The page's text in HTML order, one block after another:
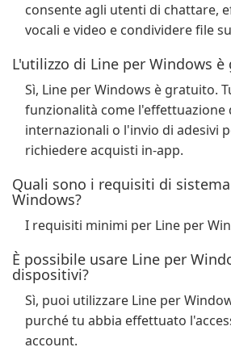
consente agli utenti di chattare,
vocali e video e condividere file
L'utilizzo di Line per Windows
Sì, Line per Windows è gratuito.
funzionalità come l'effettuazione
internazionali o l'invio di adesivi
richiedere acquisti in-app.
Quali sono i requisiti di
Windows?
I requisiti minimi per Line per
È possibile usare Line per
dispositivi?
Sì, puoi utilizzare Line per
purché tu abbia effettuato
account.